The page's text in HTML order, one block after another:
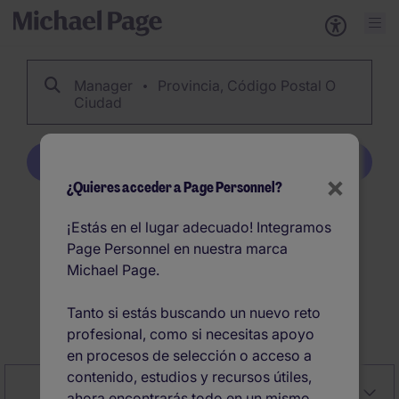
Manager
Provincia, Código Postal O
Ciudad
1029 Manager ofertas
de empleo en España
Crear alerta
Relevancia
CloseFilter
×
¿Quieres acceder a Page Personnel?
¡Estás en el lugar adecuado! Integramos
Page Personnel en nuestra marca
Michael Page.
Tanto si estás buscando un nuevo reto
profesional, como si necesitas apoyo
en procesos de selección o acceso a
contenido, estudios y recursos útiles,